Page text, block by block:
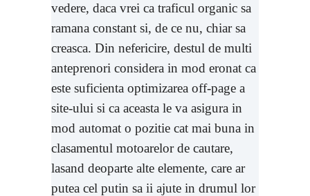
vedere, daca vrei ca traficul organic sa
ramana constant si, de ce nu, chiar sa
creasca. Din nefericire, destul de multi
anteprenori considera in mod eronat ca
este suficienta optimizarea off-page a
site-ului si ca aceasta le va asigura in
mod automat o pozitie cat mai buna in
clasamentul motoarelor de cautare,
lasand deoparte alte elemente, care ar
putea cel putin sa ii ajute in drumul lor